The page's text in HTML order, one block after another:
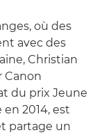
où des
avec des
Christian
Canon
du prix Jeune
2014, est
partage un